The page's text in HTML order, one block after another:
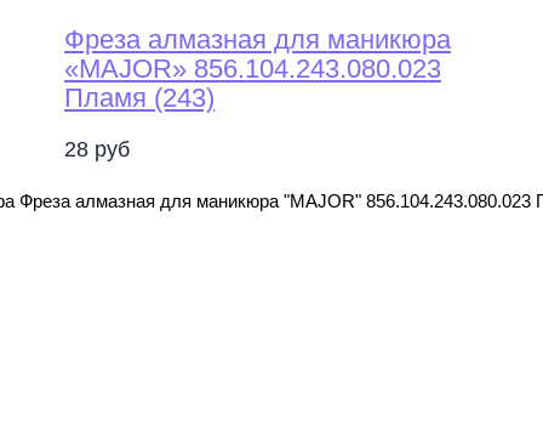
Фреза алмазная для маникюра
«MAJOR» 856.104.243.080.023
Пламя (243)
28 руб
Фреза алмазная для маникюра "MAJOR" 856.104.243.080.023